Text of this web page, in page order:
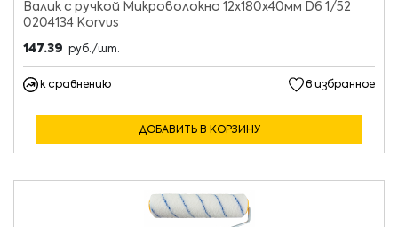
Валик с ручкой Микроволокно 12х180х40мм D6 1/52
0204134 Korvus
147.39 руб./шт.
к сравнению в избранное
ДОБАВИТЬ В КОРЗИНУ